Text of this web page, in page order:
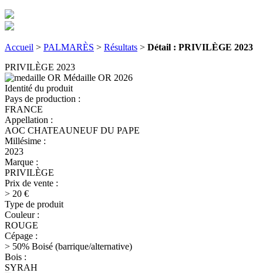
Accueil > PALMARÈS > Résultats > Détail : PRIVILÈGE 2023
PRIVILÈGE 2023
Médaille OR 2026
Identité du produit
Pays de production :
FRANCE
Appellation :
AOC CHATEAUNEUF DU PAPE
Millésime :
2023
Marque :
PRIVILÈGE
Prix de vente :
> 20 €
Type de produit
Couleur :
ROUGE
Cépage :
> 50% Boisé (barrique/alternative)
Bois :
SYRAH